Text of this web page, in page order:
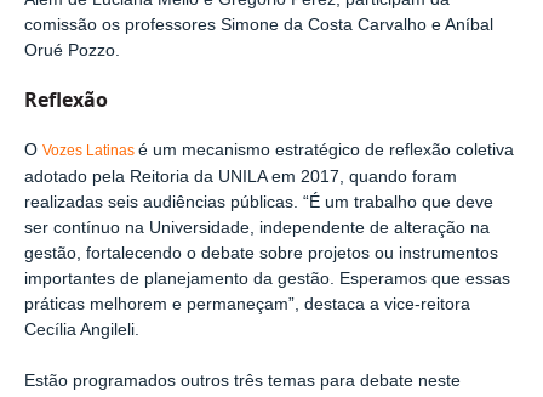
comissão os professores Simone da Costa Carvalho e Aníbal
Orué Pozzo.
Reflexão
O Vozes Latinas é um mecanismo estratégico de reflexão coletiva
adotado pela Reitoria da UNILA em 2017, quando foram
realizadas seis audiências públicas. “É um trabalho que deve
ser contínuo na Universidade, independente de alteração na
gestão, fortalecendo o debate sobre projetos ou instrumentos
importantes de planejamento da gestão. Esperamos que essas
práticas melhorem e permaneçam”, destaca a vice-reitora
Cecília Angileli.
Estão programados outros três temas para debate neste